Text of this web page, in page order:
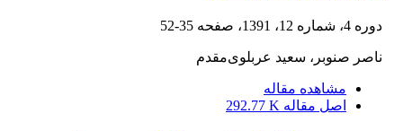
دوره 4، شماره 12، 1391، صفحه 35-52
ناصر صنوبر، سعید عربلوی‌مقدم
مشاهده مقاله
اصل مقاله 292.77 K